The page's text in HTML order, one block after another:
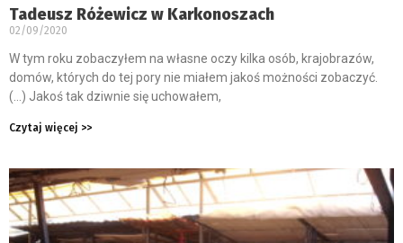
Tadeusz Różewicz w Karkonoszach
02/09/2020
W tym roku zobaczyłem na własne oczy kilka osób, krajobrazów,
domów, których do tej pory nie miałem jakoś możności zobaczyć.
(…) Jakoś tak dziwnie się uchowałem,
Czytaj więcej >>